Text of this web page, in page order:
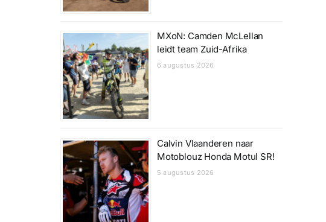
MXoN: Camden McLellan
leidt team Zuid-Afrika
6 augustus 2026
Calvin Vlaanderen naar
Motoblouz Honda Motul SR!
5 augustus 2026